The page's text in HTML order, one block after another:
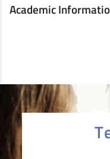
Academic